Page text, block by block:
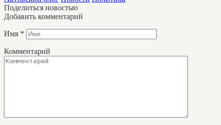
Поделиться новостью
Добавить комментарий
Имя *
Комментарий